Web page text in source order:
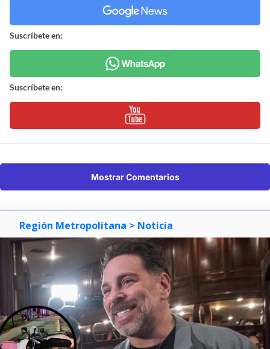
Suscríbete en:
Suscríbete en:
Mostrar Comentarios
Región Metropolitana > Noticia